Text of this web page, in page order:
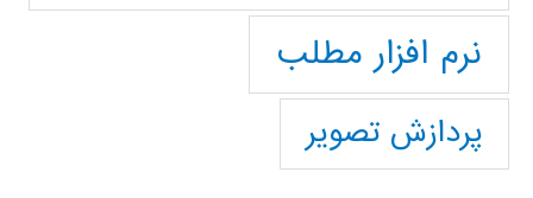
نرم افزار مطلب
پردازش تصویر